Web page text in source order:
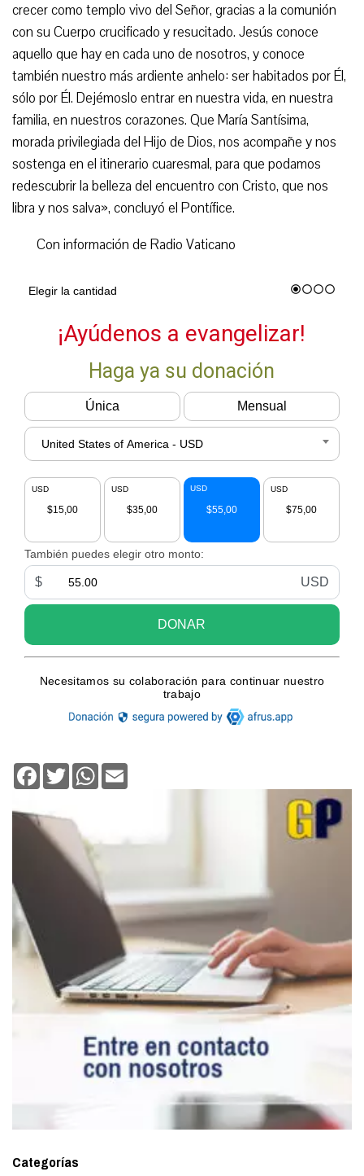
crecer como templo vivo del Señor, gracias a la comunión
con su Cuerpo crucificado y resucitado. Jesús conoce
aquello que hay en cada uno de nosotros, y conoce
también nuestro más ardiente anhelo: ser habitados por Él,
sólo por Él. Dejémoslo entrar en nuestra vida, en nuestra
familia, en nuestros corazones. Que María Santísima,
morada privilegiada del Hijo de Dios, nos acompañe y nos
sostenga en el itinerario cuaresmal, para que podamos
redescubrir la belleza del encuentro con Cristo, que nos
libra y nos salva», concluyó el Pontífice.
Con información de Radio Vaticano
Facebook
TwitterWhatsApp
Categorías